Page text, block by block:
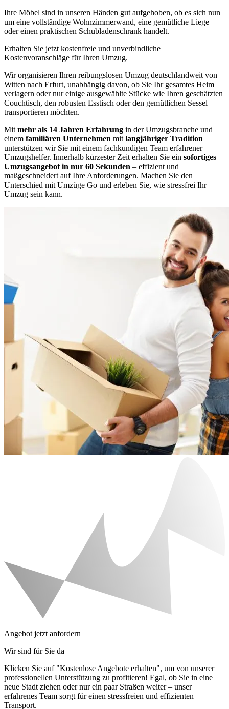
Ihre Möbel sind in unseren Händen gut aufgehoben, ob es sich nun
um eine vollständige Wohnzimmerwand, eine gemütliche Liege
oder einen praktischen Schubladenschrank handelt.
Erhalten Sie jetzt kostenfreie und unverbindliche
Kostenvoranschläge für Ihren Umzug.
Wir organisieren Ihren reibungslosen Umzug deutschlandweit von
Witten nach Erfurt, unabhängig davon, ob Sie Ihr gesamtes Heim
verlagern oder nur einige ausgewählte Stücke wie Ihren geschätzten
Couchtisch, den robusten Esstisch oder den gemütlichen Sessel
transportieren möchten.
Mit mehr als 14 Jahren Erfahrung in der Umzugsbranche und
einem familiären Unternehmen mit langjähriger Tradition
unterstützen wir Sie mit einem fachkundigen Team erfahrener
Umzugshelfer. Innerhalb kürzester Zeit erhalten Sie ein sofortiges
Umzugsangebot in nur 60 Sekunden – effizient und
maßgeschneidert auf Ihre Anforderungen. Machen Sie den
Unterschied mit Umzüge Go und erleben Sie, wie stressfrei Ihr
Umzug sein kann.
Angebot jetzt anfordern
Wir sind für Sie da
Klicken Sie auf "Kostenlose Angebote erhalten", um von unserer
professionellen Unterstützung zu profitieren! Egal, ob Sie in eine
neue Stadt ziehen oder nur ein paar Straßen weiter – unser
erfahrenes Team sorgt für einen stressfreien und effizienten
Transport.